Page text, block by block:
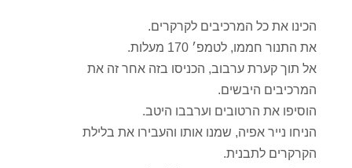
הכינו את כל המרכיבים לקרקרים.
את התנור חממו, לטמפ׳ 170 מעלות.
אל תוך קערת ערבוב, הכניסו בזה אחר זה את
המרכיבים היבשים.
הוסיפו את הרטובים וערבבו היטב.
הניחו נייר אפיה, שמנו אותו והעבירו את בלילת
הקרקרים לתבנית.